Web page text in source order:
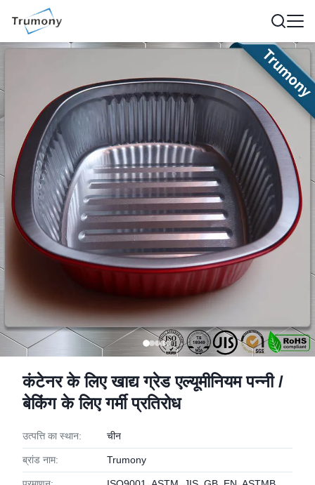
कंटेनर के लिए खाद्य ग्रेड एल्यूमीनियम पन्नी /
बेकिंग के लिए गर्मी प्रतिरोध
उत्पत्ति का स्थान: चीन
ब्रांड नाम: Trumony